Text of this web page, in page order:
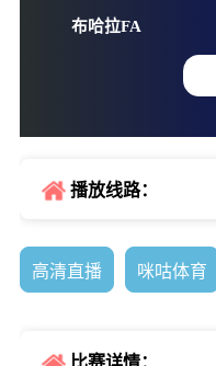
播放线路：
高清直播 咪咕体育